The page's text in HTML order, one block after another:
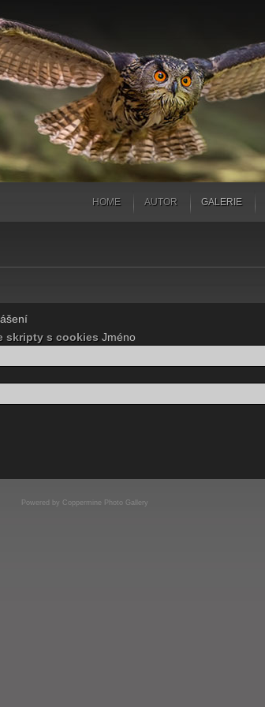
HOME AUTOR GALERIE
skripty s cookies Jméno
Powered by Coppermine Photo Gallery